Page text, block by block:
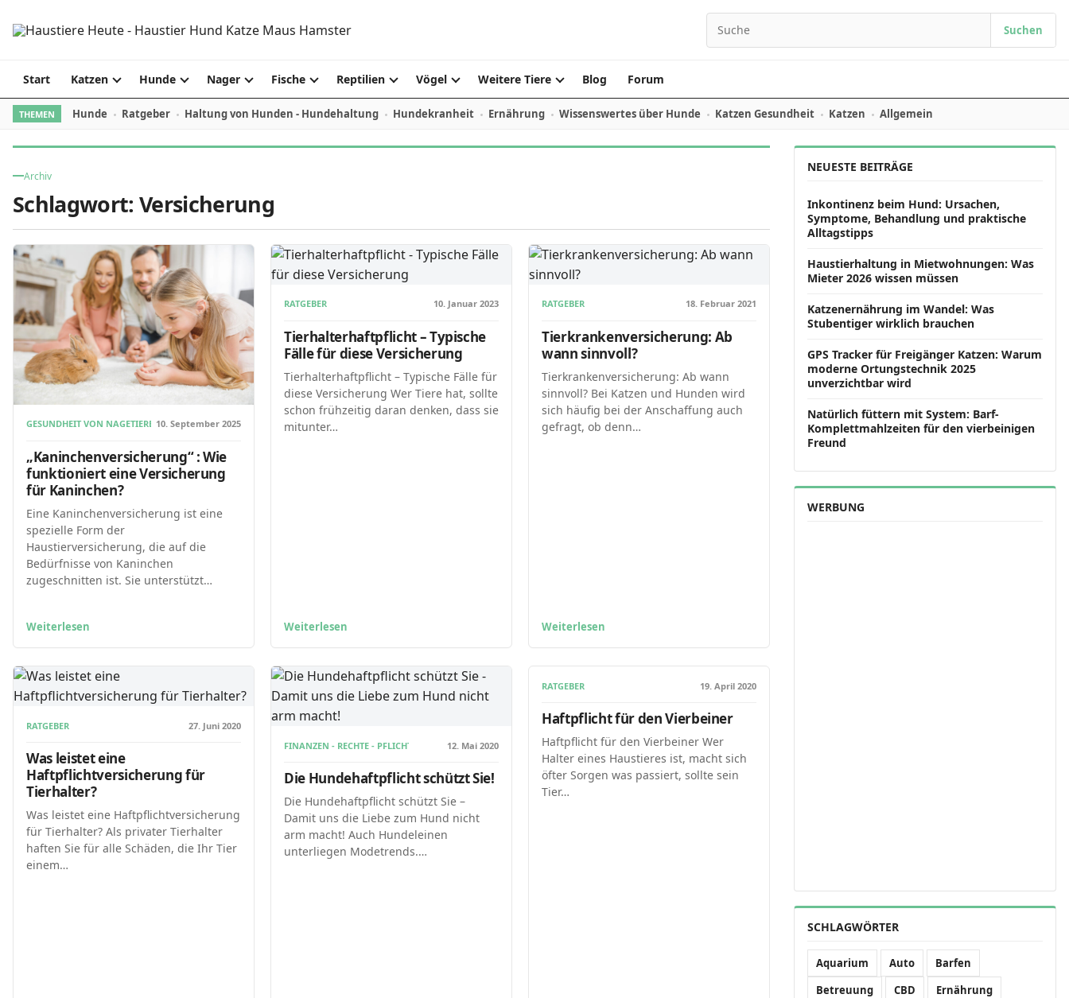
Search for:
Suchen
Start Katzen Hunde Nager Fische Reptilien Vögel Weitere Tiere Blog Forum
THEMEN Hunde Ratgeber Haltung von Hunden - Hundehaltung Hundekranheit Ernährung Wissenswertes über Hunde Katzen Gesundheit Katzen Allgemein
Archiv
Schlagwort: Versicherung
GESUNDHEIT VON NAGETIEREN10. September 2025
„Kaninchenversicherung“ : Wie
funktioniert eine Versicherung
für Kaninchen?
Eine Kaninchenversicherung ist eine
spezielle Form der
Haustierversicherung, die auf die
Bedürfnisse von Kaninchen
zugeschnitten ist. Sie unterstützt…
Weiterlesen
RATGEBER 10. Januar 2023
Tierhalterhaftpflicht – Typische
Fälle für diese Versicherung
Tierhalterhaftpflicht – Typische Fälle für
diese Versicherung Wer Tiere hat, sollte
schon frühzeitig daran denken, dass sie
mitunter…
Weiterlesen
RATGEBER 18. Februar 2021
Tierkrankenversicherung: Ab
wann sinnvoll?
Tierkrankenversicherung: Ab wann
sinnvoll? Bei Katzen und Hunden wird
sich häufig bei der Anschaffung auch
gefragt, ob denn…
Weiterlesen
RATGEBER 27. Juni 2020
Was leistet eine
Haftpflichtversicherung für
Tierhalter?
Was leistet eine Haftpflichtversicherung
für Tierhalter? Als privater Tierhalter
haften Sie für alle Schäden, die Ihr Tier
einem…
FINANZEN - RECHTE - PFLICHTEN MIT HUNDEN
12. Mai 2020
Die Hundehaftpflicht schützt Sie!
Die Hundehaftpflicht schützt Sie –
Damit uns die Liebe zum Hund nicht
arm macht! Auch Hundeleinen
unterliegen Modetrends.…
RATGEBER 19. April 2020
Haftpflicht für den Vierbeiner
Haftpflicht für den Vierbeiner Wer
Halter eines Haustieres ist, macht sich
öfter Sorgen was passiert, sollte sein
Tier…
NEUESTE BEITRÄGE
Inkontinenz beim Hund: Ursachen,
Symptome, Behandlung und praktische
Alltagstipps
Haustierhaltung in Mietwohnungen: Was
Mieter 2026 wissen müssen
Katzenernährung im Wandel: Was
Stubentiger wirklich brauchen
GPS Tracker für Freigänger Katzen: Warum
moderne Ortungstechnik 2025
unverzichtbar wird
Natürlich füttern mit System: Barf-
Komplettmahlzeiten für den vierbeinigen
Freund
WERBUNG
SCHLAGWÖRTER
Aquarium Auto
Barfen
Betreuung
CBD
Ernährung